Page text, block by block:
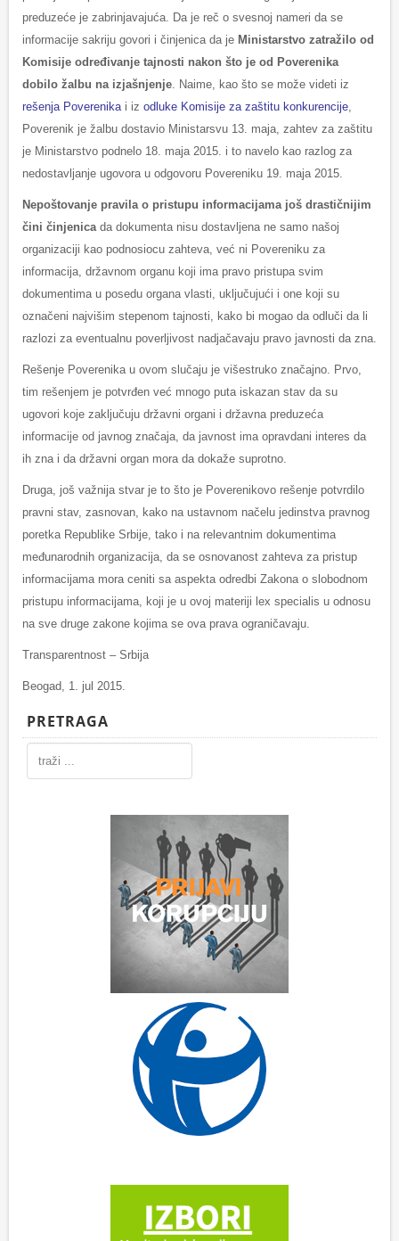
preduzeće je zabrinjavajuća. Da je reč o svesnoj nameri da se
informacije sakriju govori i činjenica da je Ministarstvo zatražilo od
Komisije određivanje tajnosti nakon što je od Poverenika
dobilo žalbu na izjašnjenje. Naime, kao što se može videti iz
rešenja Poverenikai iz odluke Komisije za zaštitu konkurencije,
Poverenik je žalbu dostavio Ministarsvu 13. maja, zahtev za zaštitu
je Ministarstvo podnelo 18. maja 2015. i to navelo kao razlog za
nedostavljanje ugovora u odgovoru Povereniku 19. maja 2015.
Nepoštovanje pravila o pristupu informacijama još drastičnijim
čini činjenicada dokumenta nisu dostavljena ne samo našoj
organizaciji kao podnosiocu zahteva, već ni Povereniku za
informacija, državnom organu koji ima pravo pristupa svim
dokumentima u posedu organa vlasti, uključujući i one koji su
označeni najvišim stepenom tajnosti, kako bi mogao da odluči da li
razlozi za eventualnu poverljivost nadjačavaju pravo javnosti da zna.
Rešenje Poverenika u ovom slučaju je višestruko značajno. Prvo,
tim rešenjem je potvrđen već mnogo puta iskazan stav da su
ugovori koje zaključuju državni organi i državna preduzeća
informacije od javnog značaja, da javnost ima opravdani interes da
ih zna i da državni organ mora da dokaže suprotno.
Druga, još važnija stvar je to što je Poverenikovo rešenje potvrdilo
pravni stav, zasnovan, kako na ustavnom načelu jedinstva pravnog
poretka Republike Srbije, tako i na relevantnim dokumentima
međunarodnih organizacija, da se osnovanost zahteva za pristup
informacijama mora ceniti sa aspekta odredbi Zakona o slobodnom
pristupu informacijama, koji je u ovoj materiji lex specialis u odnosu
na sve druge zakone kojima se ova prava ograničavaju.
Transparentnost – Srbija
Beogad, 1. jul 2015.
PRETRAGA